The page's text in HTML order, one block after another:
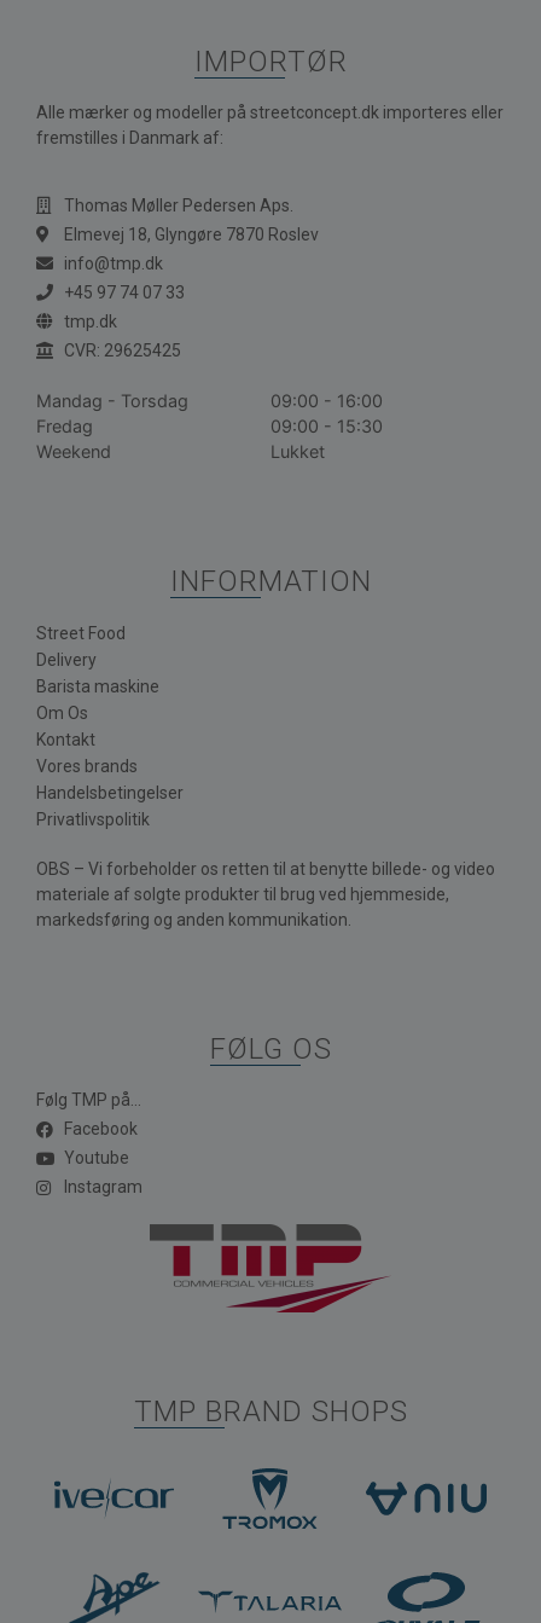
IMPORTØR
Alle mærker og modeller på streetconcept.dk importeres eller
fremstilles i Danmark af:
Thomas Møller Pedersen Aps.
Elmevej 18, Glyngøre 7870 Roslev
info@tmp.dk
+45 97 74 07 33
tmp.dk
CVR: 29625425
Mandag - Torsdag
09:00 - 16:00
Fredag
09:00 - 15:30
Weekend
Lukket
INFORMATION
Street Food
Delivery
Barista maskine
Om Os
Kontakt
Vores brands
Handelsbetingelser
Privatlivspolitik
OBS – Vi forbeholder os retten til at benytte billede- og video
materiale af solgte produkter til brug ved hjemmeside,
markedsføring og anden kommunikation.
FØLG OS
Følg TMP på...
Facebook
Youtube
Instagram
TMP BRAND SHOPS